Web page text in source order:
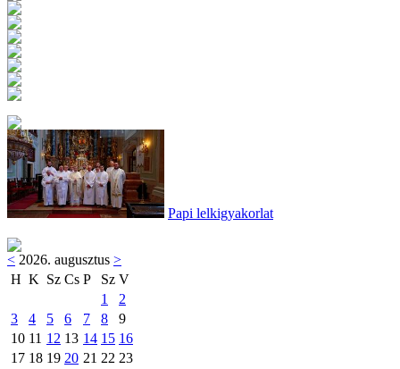
Papi lelkigyakorlat
< 2026. augusztus >
H K Sz Cs P Sz V
1
2
3
4 5 6 7 8
9
10 11 12 13 14 15 16
17 18 19 20 21 22 23